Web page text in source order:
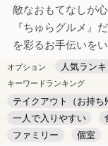
敵なおもてなしが
『ちゅらグルメ』
を彩るお手伝いをい
オプション 人気ラン
キーワードランキング
テイクアウト（お持ち
一人で入りやすい
ファミリー
個室